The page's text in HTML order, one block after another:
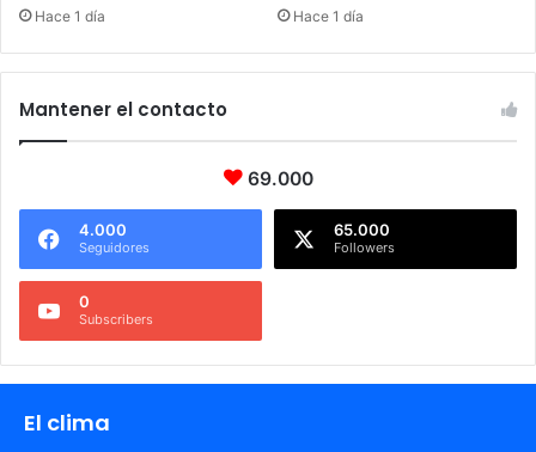
Hace 1 día Hace 1 día
Mantener el contacto
69.000
4.000
Seguidores
65.000
Followers
0
Subscribers
El clima